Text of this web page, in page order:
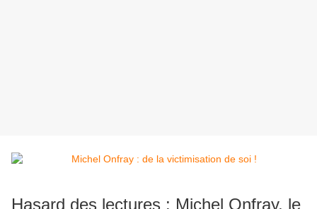
Hasard des lectures : Michel Onfray, le